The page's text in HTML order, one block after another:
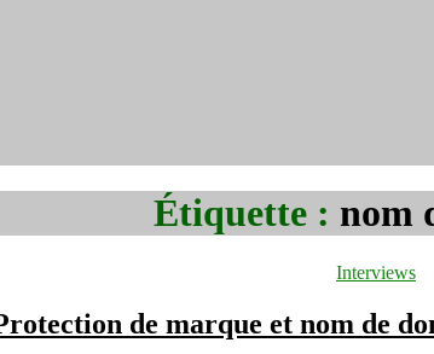
Étiquette : nom
Interviews
de marque et nom de